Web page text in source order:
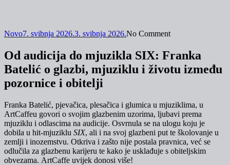
Novo7. svibnja 2026.3. svibnja 2026.No Comment
Od audicija do mjuzikla SIX: Franka
Batelić o glazbi, mjuziklu i životu između
pozornice i obitelji
Franka Batelić, pjevačica, plesačica i glumica u mjuziklima, u
ArtCaffeu govori o svojim glazbenim uzorima, ljubavi prema
mjuziklu i odlascima na audicije. Osvrnula se na ulogu koju je
dobila u hit-mjuziklu SIX, ali i na svoj glazbeni put te školovanje u
zemlji i inozemstvu. Otkriva i zašto nije postala pravnica, već se
odlučila za glazbenu karijeru te kako je usklađuje s obiteljskim
obvezama. ArtCaffe uvijek donosi više!